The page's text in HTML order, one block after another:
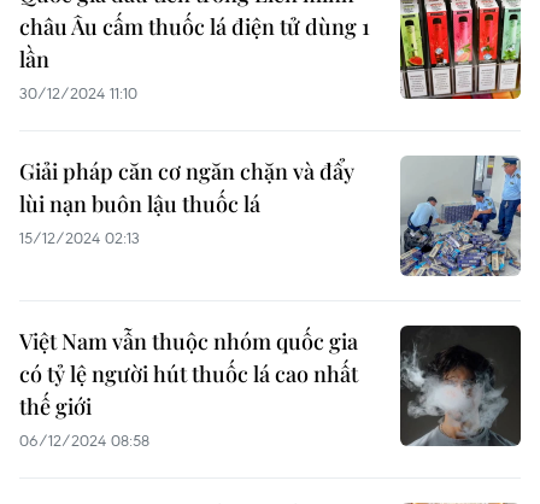
châu Âu cấm thuốc lá điện tử dùng 1
lần
30/12/2024 11:10
Giải pháp căn cơ ngăn chặn và đẩy
lùi nạn buôn lậu thuốc lá
15/12/2024 02:13
Việt Nam vẫn thuộc nhóm quốc gia
có tỷ lệ người hút thuốc lá cao nhất
thế giới
06/12/2024 08:58